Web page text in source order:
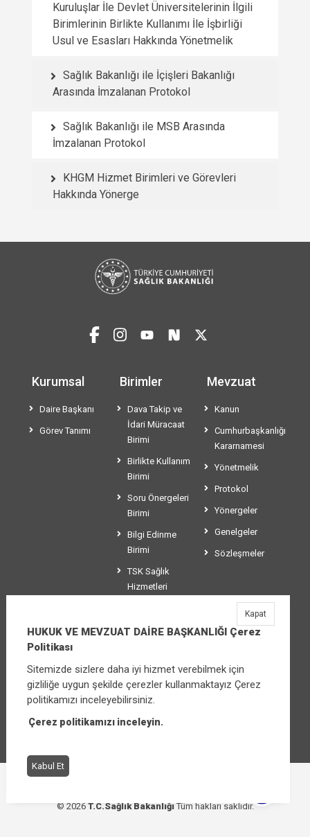
Kuruluşlar İle Devlet Üniversitelerinin İlgili
Birimlerinin Birlikte Kullanımı İle İşbirliği
Usul ve Esasları Hakkında Yönetmelik
Sağlık Bakanlığı ile İçişleri Bakanlığı
Arasında İmzalanan Protokol
Sağlık Bakanlığı ile MSB Arasında
İmzalanan Protokol
KHGM Hizmet Birimleri ve Görevleri
Hakkında Yönerge
Kurumsal
Daire Başkanı
Görev Tanımı
Birimler
Dava Takip ve
İdari Müracaat
Birimi
Birlikte Kullanım
Birimi
Soru Önergeleri
Birimi
Bilgi Edinme
Birimi
TSK Sağlık
Hizmetleri
Birimi
Mevzuat
Kanun
Cumhurbaşkanlığı
Kararnamesi
Yönetmelik
Protokol
Yönergeler
Genelgeler
Sözleşmeler
HUKUK VE MEVZUAT DAİRE BAŞKANLIĞI
Üniversiteler Mahallesi Şehit Mehmet Bayraktar
Caddesi No:3 Çankaya/Ankara
© 2026 T.C.Sağlık BakanlığıTüm hakları saklıdır.
HUKUK VE MEVZUAT DAİRE BAŞKANLIĞI Çerez
Politikası
Sitemizde sizlere daha iyi hizmet verebilmek için
gizliliğe uygun şekilde çerezler kullanmaktayız Çerez
politikamızı inceleyebilirsiniz.
Çerez politikamızı inceleyin.
Kabul Et
Kapat